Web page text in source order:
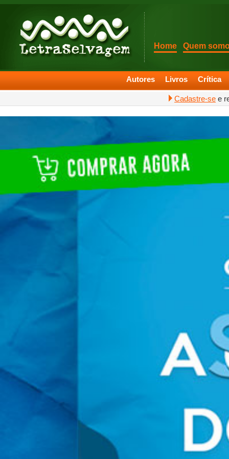
Home Quem
Autores Livros Crítica
Cadastre-se e